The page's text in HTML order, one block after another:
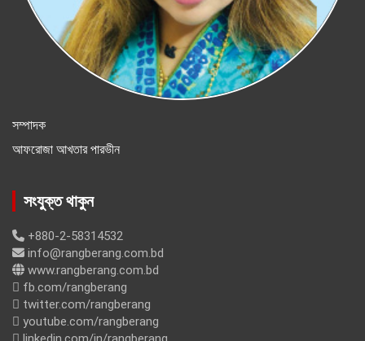
সম্পাদক
আফরোজা আখতার পারভীন
সংযুক্ত থাকুন
+880-2-58314532
info@rangberang.com.bd
www.rangberang.com.bd
fb.com/rangberang
twitter.com/rangberang
youtube.com/rangberang